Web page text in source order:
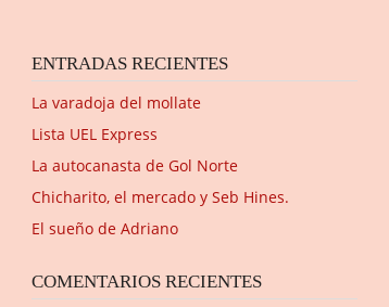
ENTRADAS RECIENTES
La varadoja del mollate
Lista UEL Express
La autocanasta de Gol Norte
Chicharito, el mercado y Seb Hines.
El sueño de Adriano
COMENTARIOS RECIENTES